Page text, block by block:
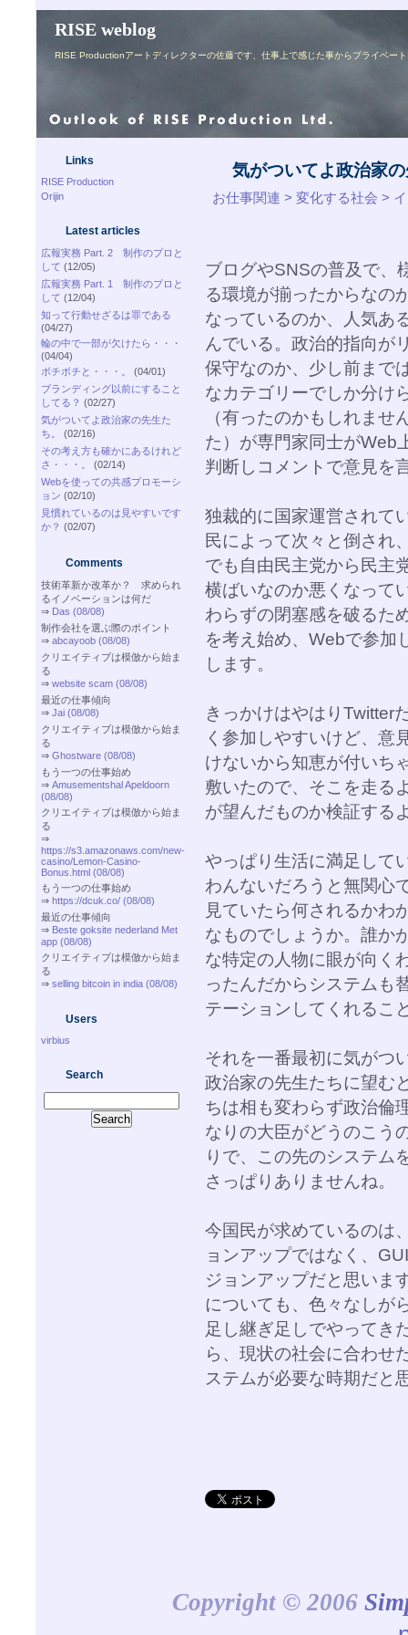
RISE weblog
RISE Productionアートディレクターの佐藤です、仕事上で感じた事からプライベー
Links
RISE Production
Orijin
Latest articles
広報実務 Part. 2 制作のプロと
して (12/05)
広報実務 Part. 1 制作のプロと
して (12/04)
知って行動せざるは罪である
(04/27)
輪の中で一部が欠けたら・・・
(04/04)
ボチボチと・・・。
(04/01)
ブランディング以前にすること
してる？ (02/27)
気がついてよ政治家の先生た
ち。
(02/16)
その考え方も確かにあるけれど
さ・・・。
(02/14)
Webを使っての共感プロモーシ
ョン (02/10)
見慣れているのは見やすいです
か？ (02/07)
Comments
技術革新か改革か？ 求められ
るイノベーションは何だ
⇒ Das (08/08)
制作会社を選ぶ際のポイント
⇒ abcayoob (08/08)
クリエイティブは模倣から始ま
る
⇒ website scam (08/08)
最近の仕事傾向
⇒ Jai (08/08)
クリエイティブは模倣から始ま
る
⇒ Ghostware (08/08)
もう一つの仕事始め
⇒ Amusementshal Apeldoorn
(08/08)
クリエイティブは模倣から始ま
る
⇒
https://s3.amazonaws.com/new-
casino/Lemon-Casino-
Bonus.html (08/08)
もう一つの仕事始め
⇒ https://dcuk.co/ (08/08)
最近の仕事傾向
⇒ Beste goksite nederland Met
app (08/08)
クリエイティブは模倣から始ま
る
⇒ selling bitcoin in india (08/08)
Users
virbius
Search
気がついてよ政治家
お仕事関連 > 変化する社会 >
ブログやSNSの普及で、
る環境が揃ったからなの
なっているのか、人気あ
んでいる。政治的指向が
保守なのか、少し前まで
なカテゴリーでしか分け
（有ったのかもしれま
た）が専門家同士がWeb
判断しコメントで意見を
独裁的に国家運営されて
民によって次々と倒され
でも自由民主党から民主
横ばいなのか悪くなって
わらずの閉塞感を破るた
を考え始め、Webで参加
します。
きっかけはやはりTwitter
く参加しやすいけど、意
けないから知恵が付いち
敷いたので、そこを走る
が望んだものか検証する
やっぱり生活に満足して
わんないだろうと無関心
見ていたら何されるかわ
なものでしょうか。誰か
な特定の人物に眼が向く
ったんだからシステムも
テーションしてくれるこ
それを一番最初に気がつ
政治家の先生たちに望む
ちは相も変わらず政治倫
なりの大臣がどうのこう
りで、この先のシステム
さっぱりありませんね。
今国民が求めているのは
ョンアップではなく、
ジョンアップだと思いま
についても、色々なしが
足し継ぎ足しでやってき
ら、現状の社会に合わせ
ステムが必要な時期だと
Copyright © 2006